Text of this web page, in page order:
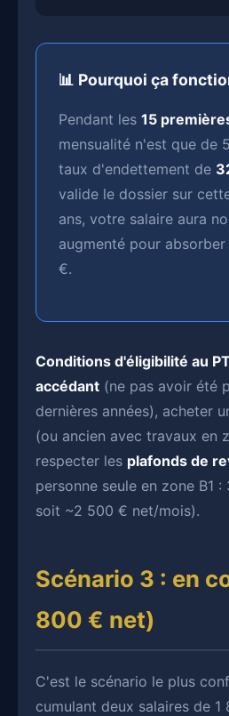
📊 Pourquoi ça
Pendant les 15
mensualité n'est que de
taux d'endettement de
valide le dossier sur
ans, votre salaire aura
augmenté pour
€.
Conditions d'éligibilité au
accédant (ne pas avoir été
dernières années), acheter
(ou ancien avec travaux en
respecter les plafonds de
personne seule en zone B1
soit ~2 500 € net/mois).
Scénario 3 : en
800 € net)
C'est le scénario le plus
cumulant deux salaires de